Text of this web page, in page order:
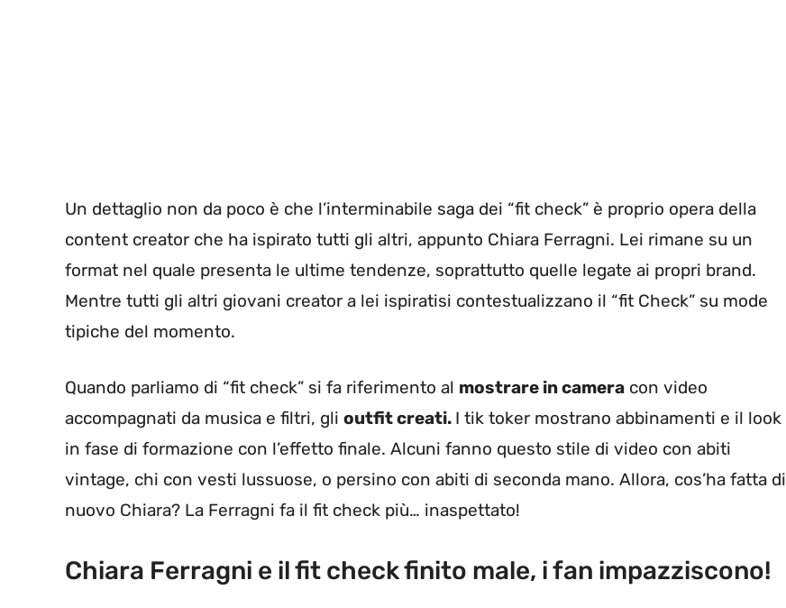
Un dettaglio non da poco è che l’interminabile saga dei “fit check” è proprio opera della
content creator che ha ispirato tutti gli altri, appunto Chiara Ferragni. Lei rimane su un
format nel quale presenta le ultime tendenze, soprattutto quelle legate ai propri brand.
Mentre tutti gli altri giovani creator a lei ispiratisi contestualizzano il “fit Check” su mode
tipiche del momento.
Quando parliamo di “fit check” si fa riferimento al mostrare in camera con video
accompagnati da musica e filtri, gli outfit creati. I tik toker mostrano abbinamenti e il look
in fase di formazione con l’effetto finale. Alcuni fanno questo stile di video con abiti
vintage, chi con vesti lussuose, o persino con abiti di seconda mano. Allora, cos’ha fatta di
nuovo Chiara? La Ferragni fa il fit check più… inaspettato!
Chiara Ferragni e il fit check finito male, i fan impazziscono!